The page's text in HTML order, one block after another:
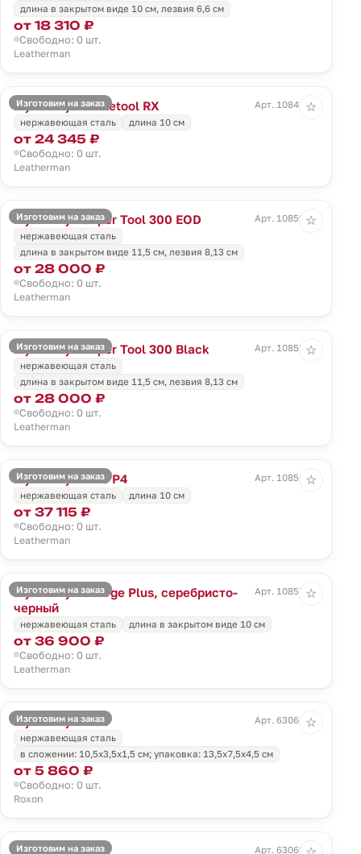
длина в закрытом виде 10 см, лезвия 6,6 см
от 18 310 ₽
Свободно: 0 шт.
Leatherman
Изготовим на заказ
Мультитул Skeletool RX
Арт. 10848.50
нержавеющая сталь
длина 10 см
от 24 345 ₽
Свободно: 0 шт.
Leatherman
☆
Изготовим на заказ
Мультитул Super Tool 300 EOD
Арт. 10852.30
нержавеющая сталь
длина в закрытом виде 11,5 см, лезвия 8,13 см
от 28 000 ₽
Свободно: 0 шт.
Leatherman
☆
Изготовим на заказ
Мультитул Super Tool 300 Black
Арт. 10853.30
нержавеющая сталь
длина в закрытом виде 11,5 см, лезвия 8,13 см
от 28 000 ₽
Свободно: 0 шт.
Leatherman
☆
Изготовим на заказ
Мультитул Free P4
Арт. 10856.10
нержавеющая сталь
длина 10 см
от 37 115 ₽
Свободно: 0 шт.
Leatherman
☆
Изготовим на заказ
Мультитул Charge Plus, серебристо-
черный
Арт. 10857.13
нержавеющая сталь длина в закрытом виде 10 см
от 36 900 ₽
Свободно: 0 шт.
Leatherman
☆
Изготовим на заказ
Мультитул Flex
Арт. 63061.10
нержавеющая сталь
в сложении: 10,5х3,5х1,5 см; упаковка: 13,5х7,5х4,5 см
от 5 860 ₽
Свободно: 0 шт.
Roxon
☆
Изготовим на заказ
Мультитул M4
Арт. 63062.59